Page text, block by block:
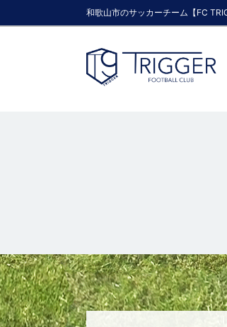
和歌山市のサッカーチーム【FC